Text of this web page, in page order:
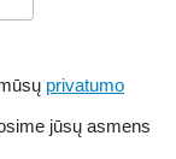
privatumo
jūsų asmens